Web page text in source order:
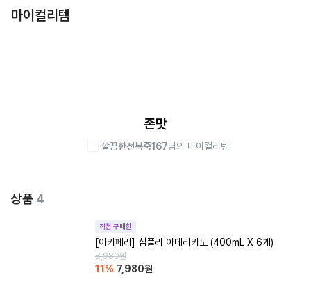
마이컬리템
존맛
깔끔한전복죽167님의 마이컬리템
상품 4
직접 구매한
[아카페라] 심플리 아메리카노 (400mL X 6개)
8,980원
11 % 7,980원